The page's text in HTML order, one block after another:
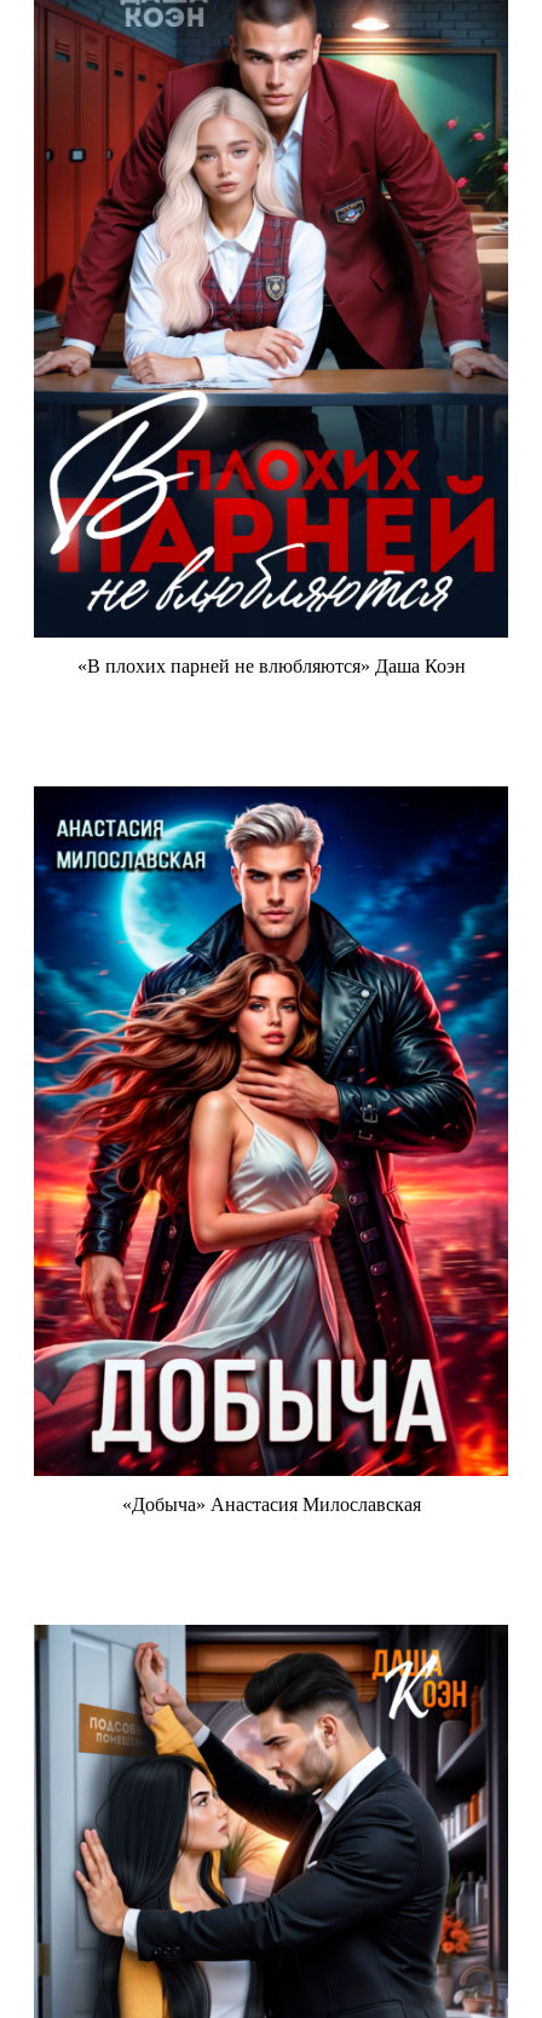
«В плохих парней не влюбляются» Даша Коэн
«Добыча» Анастасия Милославская